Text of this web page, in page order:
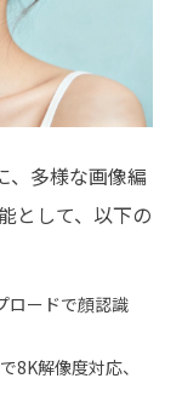
、多様な画像編
として、以下の
ロードで顔認識
8K解像度対応、